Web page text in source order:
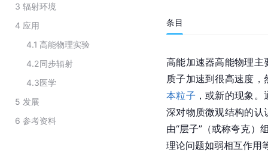
3 辐射环境
4 应用
4.1 高能物理实验
4.2同步辐射
4.3医学
5 发展
6 参考资料
条目
高能加速器高能物理
质子加速到很高速度
本粒子 ，或新的现象
深对物质微观结构的认
由“层子”（或称夸克）
理论问题如弱相互作用